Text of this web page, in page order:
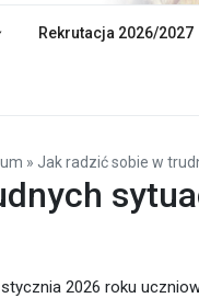
Rekrutacja 2026/2027
» Jak radzić sobie w
2026 roku